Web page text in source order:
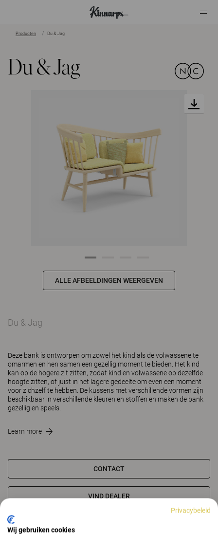
Producten Du & Jag
Du & Jag
ALLE AFBEELDINGEN WEERGEVEN
Du & Jag
Deze bank is ontworpen om zowel het kind als de volwassene te
omarmen en hen samen een gezellig moment te bieden. Het kind
kan op de hogere zit zitten, zodat kind en volwassene op dezelfde
hoogte zitten, of juist in het lagere gedeelte om even een moment
voor zichzelf te hebben. De kussens met verschillende vormen zijn
beschikbaar in verschillende kleuren en stoffen en maken de bank
gezellig en speels.
Learn more
CONTACT
VIND DEALER
Materialen Downloads (5)
Privacybeleid
Wij gebruiken cookies